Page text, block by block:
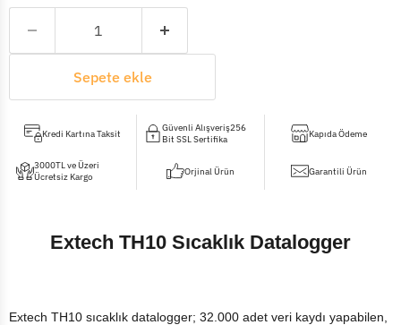
Sepete ekle
Kredi Kartına Taksit
Güvenli Alışveriş256
Bit SSL Sertifika
Kapıda Ödeme
3000TL ve Üzeri
Ücretsiz Kargo
Orjinal Ürün Garantili Ürün
Extech TH10 Sıcaklık Datalogger
Extech TH10 sıcaklık datalogger; 32.000 adet veri kaydı yapabilen,